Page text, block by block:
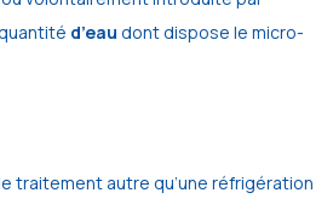
d’eau dont dispose le micro-
traitement autre qu’une réfrigération